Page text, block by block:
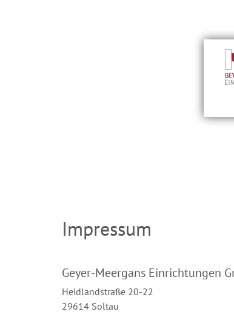
Impressum
Geyer-Meergans Einrichtungen
Heidlandstraße 20-22
29614 Soltau